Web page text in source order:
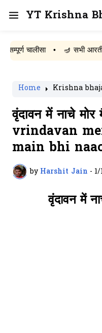
YT Krishna
चालीसा • 🪔 सभी आरती •
Home Krishna
वृंदावन में नाचे मोर
vrindavan
main bhi
by Harshit Jain -
वृंदावन में